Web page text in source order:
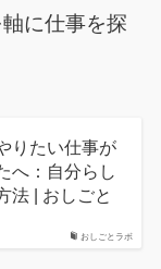
に仕事を探
おしごとラボ
りたい仕事が
へ：自分らし
法 | おしごと